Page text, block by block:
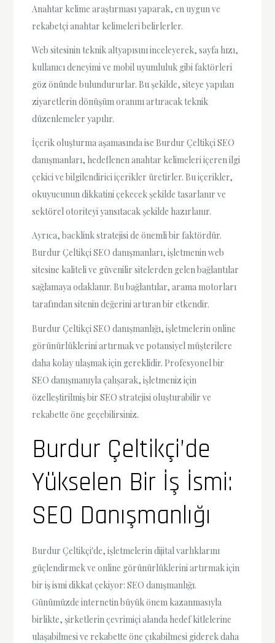
Anahtar kelime araştırması yaparak, en uygun ve
rekabetçi anahtar kelimeleri belirlerler.
Web sitesinin teknik altyapısını inceleyerek, sayfa hızı,
kullanıcı deneyimi ve mobil uyumluluk gibi faktörleri
göz önünde bulundururlar. Bu şekilde, siteye yapılan
ziyaretlerin dönüşüm oranını artıracak teknik
düzenlemeler yapılır.
İçerik oluşturma aşamasında ise Burdur Çeltikçi SEO
danışmanları, hedeflenen anahtar kelimeleri içeren ilgi
çekici ve bilgilendirici içerikler üretirler. Bu içerikler,
okuyucunun dikkatini çekecek şekilde tasarlanır ve
sektörel otoriteyi yansıtacak şekilde hazırlanır.
Ayrıca, backlink stratejisi de önemli bir faktördür.
Burdur Çeltikçi SEO danışmanları, işletmenin web
sitesine kaliteli ve güvenilir sitelerden gelen bağlantılar
sağlamaya odaklanır. Bu bağlantılar, arama motorları
tarafından sitenin değerini artıran bir etkendir.
Burdur Çeltikçi SEO danışmanlığı, işletmelerin online
görünürlüklerini artırmak ve potansiyel müşterilere
daha kolay ulaşmak için gereklidir. Profesyonel bir
SEO danışmanıyla çalışarak, işletmeniz için
özelleştirilmiş bir SEO stratejisi oluşturabilir ve
rekabette öne geçebilirsiniz.
Burdur Çeltikçi’de
Yükselen Bir İş İsmi:
SEO Danışmanlığı
Burdur Çeltikçi'de, işletmelerin dijital varlıklarını
güçlendirmek ve online görünürlüklerini artırmak için
bir iş ismi dikkat çekiyor: SEO danışmanlığı.
Günümüzde internetin büyük önem kazanmasıyla
birlikte, şirketlerin çevrimiçi alanda hedef kitlelerine
ulaşabilmesi ve rekabette öne çıkabilmesi giderek daha